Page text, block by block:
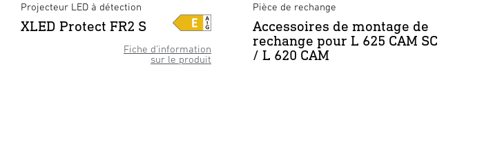
Fiche d’information
sur le produit
Projecteur LED à détection
XLED Protect FR2 S
Pièce de rechange
Accessoires de montage de
rechange pour L 625 CAM SC
/ L 620 CAM